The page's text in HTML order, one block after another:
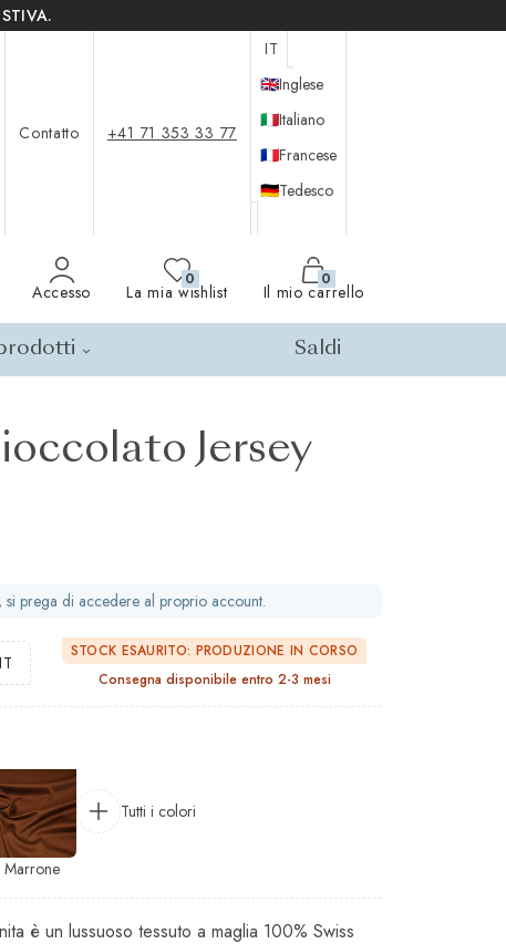
Contatto +41 71 353 33 77
IT
🇬🇧Inglese
🇮🇹Italiano
🇫🇷Francese
🇩🇪Tedesco
Accesso
0
La mia wishlist
0
Il mio carrello
Saldi
Jersey
prega di accedere al proprio account.
STOCK ESAURITO: PRODUZIONE IN CORSO
Consegna disponibile entro 2-3 mesi
Marrone
Tutti i colori
è un lussuoso tessuto a maglia 100% Swiss